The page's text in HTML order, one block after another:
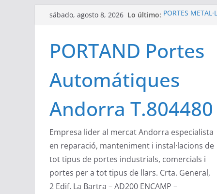
Saltarsábado, agosto 8, 2026 Lo último: PORTES
zona industrial
Compact de
Las puertas
DEA System ha
desarrolla y
PORTAND Portes
Automátiques
Andorra T.804480
Empresa lider al mercat Andorra especialista
en reparació, manteniment i instal·lacions de
tot tipus de portes industrials, comercials i
portes per a tot tipus de llars. Crta. General,
2 Edif. La Bartra – AD200 ENCAMP –